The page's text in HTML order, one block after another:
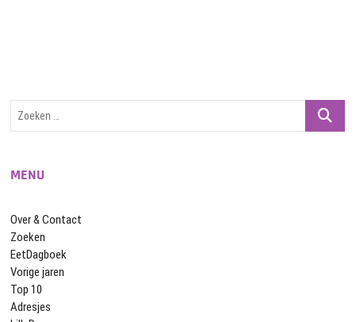
Zoeken
MENU
Over & Contact
Zoeken
EetDagboek
Vorige jaren
Top 10
Adresjes